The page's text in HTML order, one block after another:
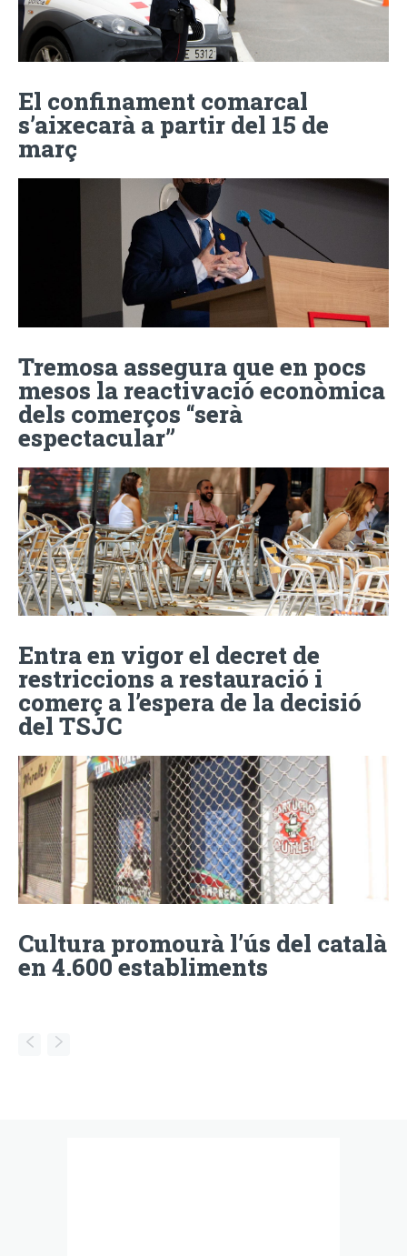
El confinament comarcal
s’aixecarà a partir del 15 de
març
Tremosa assegura que en pocs
mesos la reactivació econòmica
dels comerços “serà
espectacular”
Entra en vigor el decret de
restriccions a restauració i
comerç a l’espera de la decisió
del TSJC
Cultura promourà l’ús del català
en 4.600 establiments